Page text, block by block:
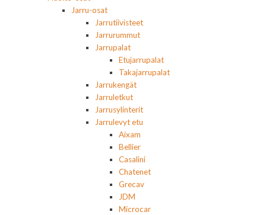
Jarru-osat
Jarrutiivisteet
Jarrurummut
Jarrupalat
Etujarrupalat
Takajarrupalat
Jarrukengät
Jarruletkut
Jarrusylinterit
Jarrulevyt etu
Aixam
Bellier
Casalini
Chatenet
Grecav
JDM
Microcar